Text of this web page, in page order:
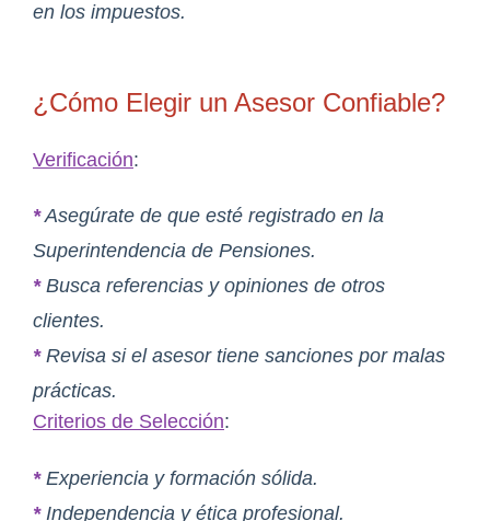
en los impuestos.
¿Cómo Elegir un Asesor Confiable?
Verificación:
* Asegúrate de que esté registrado en la
Superintendencia de Pensiones.
* Busca referencias y opiniones de otros
clientes.
* Revisa si el asesor tiene sanciones por malas
prácticas.
Criterios de Selección:
* Experiencia y formación sólida.
* Independencia y ética profesional.